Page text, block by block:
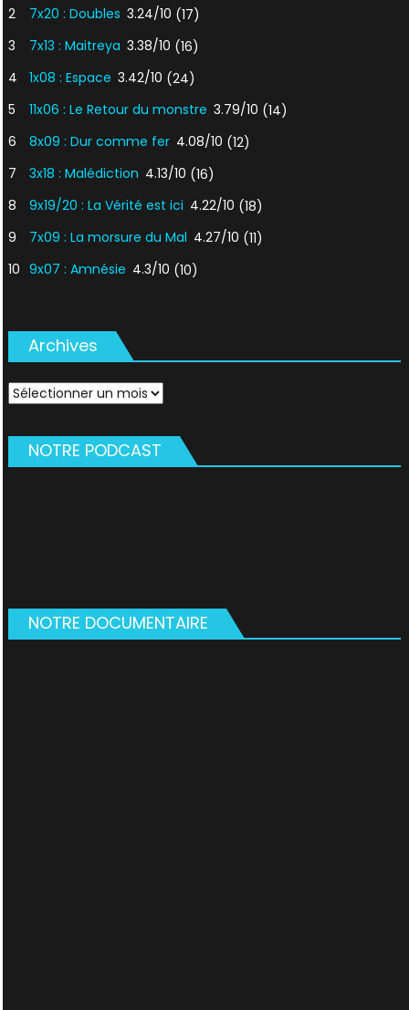
2
7x20 : Doubles 3.24/10 (17)
3
7x13 : Maitreya 3.38/10 (16)
4
1x08 : Espace 3.42/10 (24)
5
11x06 : Le Retour du monstre 3.79/10 (14)
6
8x09 : Dur comme fer 4.08/10 (12)
7
3x18 : Malédiction 4.13/10 (16)
8
9x19/20 : La Vérité est ici 4.22/10 (18)
9
7x09 : La morsure du Mal 4.27/10 (11)
10 9x07 : Amnésie 4.3/10 (10)
Archives
Archives
NOTRE PODCAST
NOTRE DOCUMENTAIRE